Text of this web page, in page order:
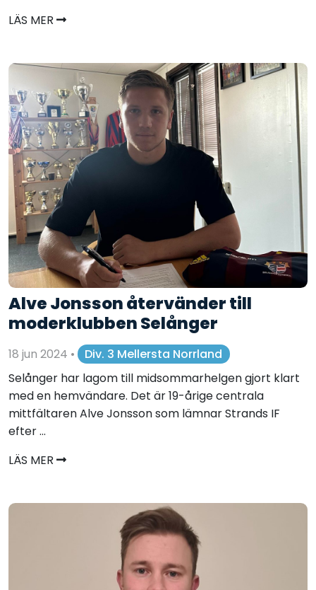
LÄS MER
Alve Jonsson återvänder till
moderklubben Selånger
18 jun 2024 •
Div. 3 Mellersta Norrland
Selånger har lagom till midsommarhelgen gjort klart
med en hemvändare. Det är 19-årige centrala
mittfältaren Alve Jonsson som lämnar Strands IF
efter ...
LÄS MER